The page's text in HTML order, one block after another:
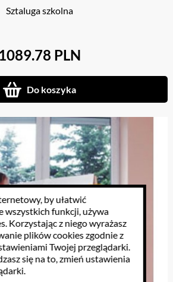
Sztaluga szkolna
1089.78 PLN
Do koszyka
by ułatwić
wszystkich funkcji, używa
. Korzystając z niego wyrażasz
plików cookies zgodnie z
Twojej przeglądarki.
się na to, zmień ustawienia